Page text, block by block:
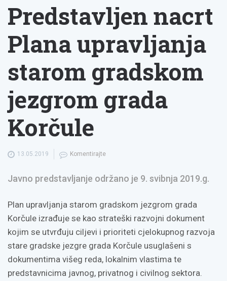
Predstavljen nacrt
Plana upravljanja
starom gradskom
jezgrom grada
Korčule
13.05.2019 Komentirajte
Javno predstavljanje održano je 9. svibnja 2019.g.
Plan upravljanja starom gradskom jezgrom grada
Korčule izrađuje se kao strateški razvojni dokument
kojim se utvrđuju ciljevi i prioriteti cjelokupnog razvoja
stare gradske jezgre grada Korčule usuglašeni s
dokumentima višeg reda, lokalnim vlastima te
predstavnicima javnog, privatnog i civilnog sektora.